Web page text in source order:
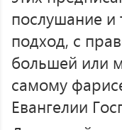
послушание и
подход, с
большей или
самому
Евангелии